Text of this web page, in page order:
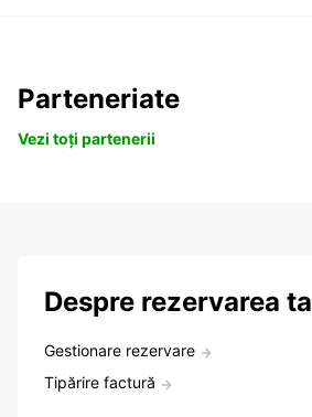
Parteneriate
Vezi toți partenerii
Despre rezervarea ta
Gestionare rezervare
Tipărire factură